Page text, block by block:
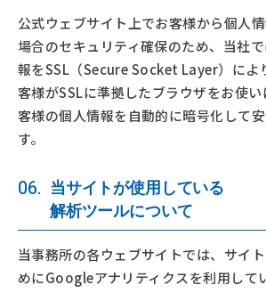
公式ウェブサイト上でお客様から個人
場合のセキュリティ確保のため、当社
報をSSL（Secure Socket Layer）によ
客様がSSLに準拠したブラウザをお使
客様の個人情報を自動的に暗号化して
す。
06. 当サイトが使用している
解析ツールについて
当事務所の各ウェブサイトでは、サイ
めにGoogleアナリティクスを利用して